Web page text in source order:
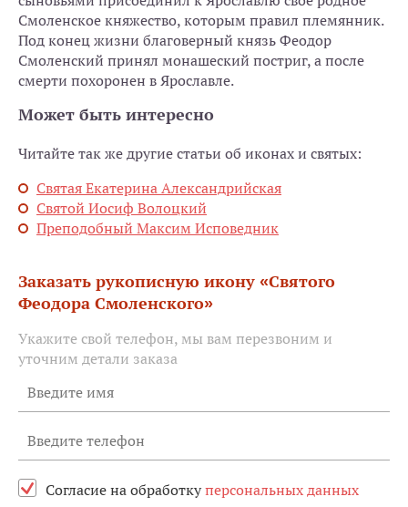
Смоленское княжество, которым правил племянник.
Под конец жизни благоверный князь Феодор
Смоленский принял монашеский постриг, а после
смерти похоронен в Ярославле.
Может быть интересно
Читайте так же другие статьи об иконах и святых:
Святая Екатерина Александрийская
Святой Иосиф Волоцкий
Преподобный Максим Исповедник
Заказать рукописную икону «Святого
Феодора Смоленского»
Укажите свой телефон, мы вам перезвоним и
уточним детали заказа
Согласие на обработкуперсональных данных